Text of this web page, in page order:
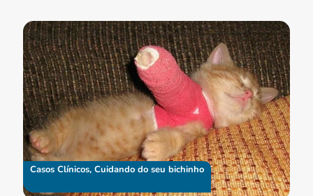
Casos Clínicos, Cuidando do seu bichinho